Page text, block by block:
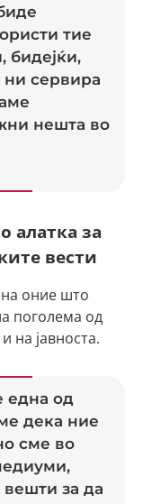
тие
бидејќи,
ни сервира
нешта во
алатка за
вести
оние што
поголема од
на јавноста.
една од
дека ние
сме во
за да